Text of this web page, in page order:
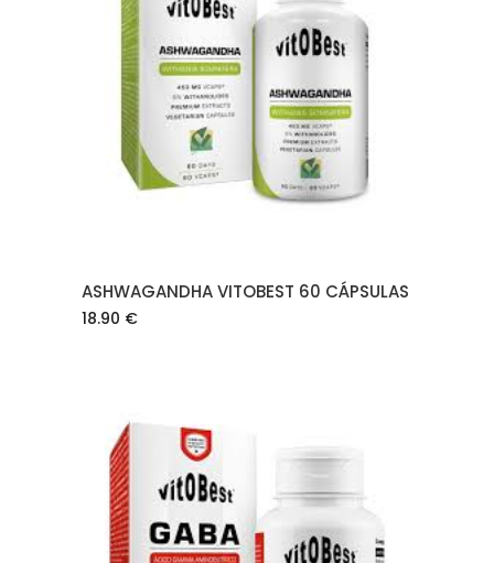
AÑADIR AL CARRITO
ASHWAGANDHA VITOBEST 60 CÁPSULAS
18.90 €